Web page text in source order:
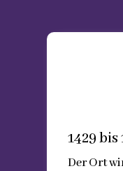
1429 bis
Der Ort